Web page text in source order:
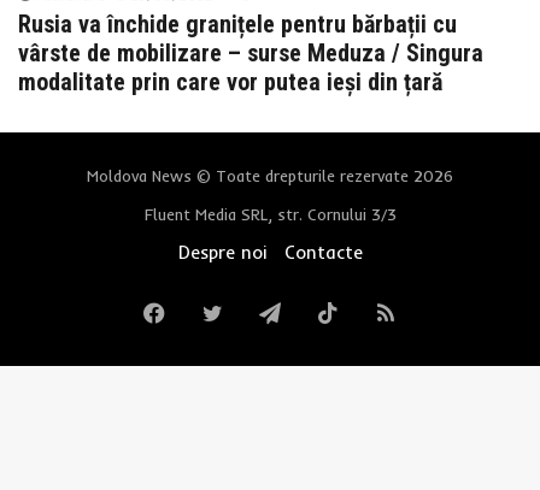
Rusia va închide granițele pentru bărbații cu
vârste de mobilizare – surse Meduza / Singura
modalitate prin care vor putea ieși din țară
Moldova News © Toate drepturile rezervate 2026
Fluent Media SRL, str. Cornului 3/3
Despre noi Contacte
FacebookTwitterTelegramTikTokRSS